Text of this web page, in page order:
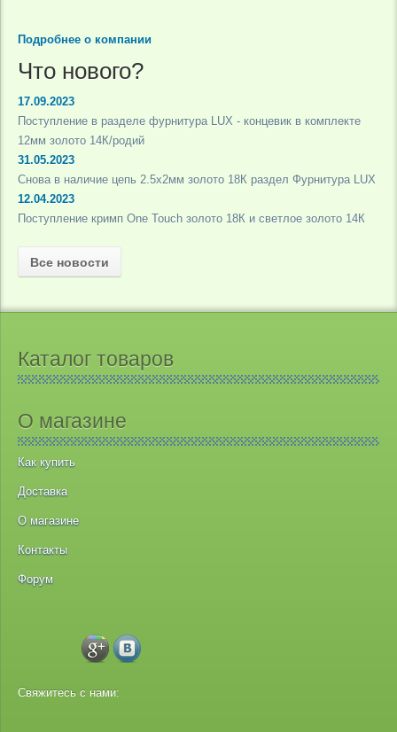
Подробнее о компании
Что нового?
17.09.2023
Поступление в разделе фурнитура LUX - концевик в комплекте
12мм золото 14К/родий
31.05.2023
Снова в наличие цепь 2.5х2мм золото 18К раздел Фурнитура LUX
12.04.2023
Поступление кримп One Touch золото 18К и светлое золото 14К
Все новости
Каталог товаров
О магазине
Как купить
Доставка
О магазине
Контакты
Форум
Свяжитесь с нами: